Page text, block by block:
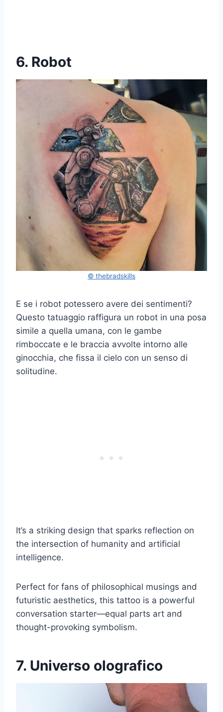
6. Robot
© thebradskills
E se i robot potessero avere dei sentimenti?
Questo tatuaggio raffigura un robot in una posa
simile a quella umana, con le gambe
rimboccate e le braccia avvolte intorno alle
ginocchia, che fissa il cielo con un senso di
solitudine.
It’s a striking design that sparks reflection on
the intersection of humanity and artificial
intelligence.
Perfect for fans of philosophical musings and
futuristic aesthetics, this tattoo is a powerful
conversation starter—equal parts art and
thought-provoking symbolism.
7. Universo olografico